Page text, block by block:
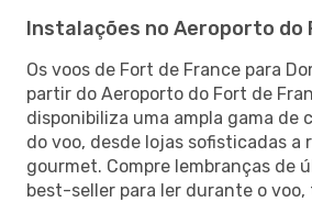
Instalações no Aeroporto do
Os voos de Fort de France para
partir do Aeroporto do Fort de
disponibiliza uma ampla gama de
do voo, desde lojas sofisticadas a
gourmet. Compre lembranças de
best-seller para ler durante o voo,